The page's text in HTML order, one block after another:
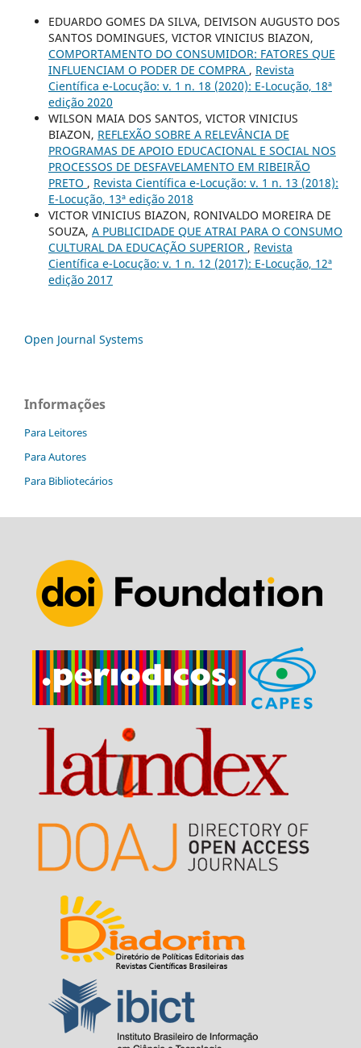
EDUARDO GOMES DA SILVA, DEIVISON AUGUSTO DOS
SANTOS DOMINGUES, VICTOR VINICIUS BIAZON,
COMPORTAMENTO DO CONSUMIDOR: FATORES QUE
INFLUENCIAM O PODER DE COMPRA , Revista
Científica e-Locução: v. 1 n. 18 (2020): E-Locução, 18ª
edição 2020
WILSON MAIA DOS SANTOS, VICTOR VINICIUS
BIAZON, REFLEXÃO SOBRE A RELEVÂNCIA DE
PROGRAMAS DE APOIO EDUCACIONAL E SOCIAL NOS
PROCESSOS DE DESFAVELAMENTO EM RIBEIRÃO
PRETO , Revista Científica e-Locução: v. 1 n. 13 (2018):
E-Locução, 13ª edição 2018
VICTOR VINICIUS BIAZON, RONIVALDO MOREIRA DE
SOUZA, A PUBLICIDADE QUE ATRAI PARA O CONSUMO
CULTURAL DA EDUCAÇÃO SUPERIOR , Revista
Científica e-Locução: v. 1 n. 12 (2017): E-Locução, 12ª
edição 2017
Open Journal Systems
Informações
Para Leitores
Para Autores
Para Bibliotecários